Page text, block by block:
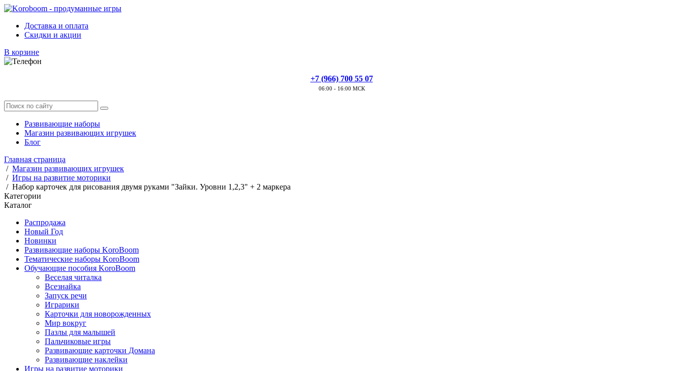
Доставка и оплата
Скидки и акции
В корзине
+7 (966) 700 55 07
06:00 - 16:00 МСК
Развивающие наборы
Магазин развивающих игрушек
Блог
Главная страница
/ Магазин развивающих игрушек
/ Игры на развитие моторики
/ Набор карточек для рисования двумя руками "Зайки. Уровни 1,2,3" + 2 маркера
Категории
Каталог
Распродажа
Новый Год
Новинки
Развивающие наборы KoroBoom
Тематические наборы KoroBoom
Обучающие пособия KoroBoom
Веселая читалка
Всезнайка
Запуск речи
Играрики
Карточки для новорожденных
Мир вокруг
Пазлы для малышей
Пальчиковые игры
Развивающие карточки Домана
Развивающие наклейки
Игры на развитие моторики